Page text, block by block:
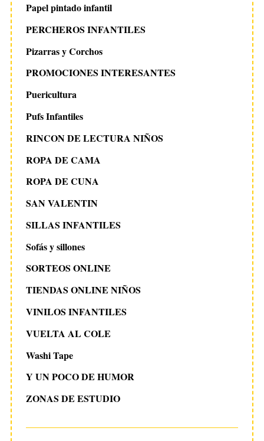
Papel pintado infantil
PERCHEROS INFANTILES
Pizarras y Corchos
PROMOCIONES INTERESANTES
Puericultura
Pufs Infantiles
RINCON DE LECTURA NIÑOS
ROPA DE CAMA
ROPA DE CUNA
SAN VALENTIN
SILLAS INFANTILES
Sofás y sillones
SORTEOS ONLINE
TIENDAS ONLINE NIÑOS
VINILOS INFANTILES
VUELTA AL COLE
Washi Tape
Y UN POCO DE HUMOR
ZONAS DE ESTUDIO